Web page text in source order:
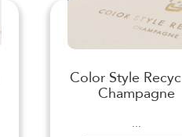
Color Style
Champagne
...